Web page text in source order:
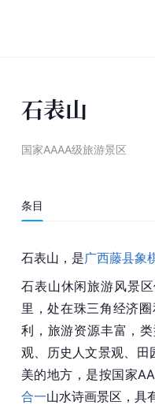
石表山
国家AAAA级旅游景区
条目
石表山，是广西藤县象
石表山休闲旅游风景
里，处在珠三角经济
利，旅游资源丰富，
观、历史人文景观、田
美的地方，是按国家
合一山水诗画景区，具